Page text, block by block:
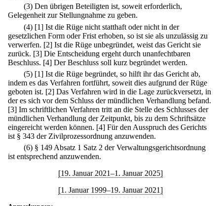
(3) Den übrigen Beteiligten ist, soweit erforderlich,
Gelegenheit zur Stellungnahme zu geben.
(4) [1] Ist die Rüge nicht statthaft oder nicht in der
gesetzlichen Form oder Frist erhoben, so ist sie als unzulässig zu
verwerfen. [2] Ist die Rüge unbegründet, weist das Gericht sie
zurück. [3] Die Entscheidung ergeht durch unanfechtbaren
Beschluss. [4] Der Beschluss soll kurz begründet werden.
(5) [1] Ist die Rüge begründet, so hilft ihr das Gericht ab,
indem es das Verfahren fortführt, soweit dies aufgrund der Rüge
geboten ist. [2] Das Verfahren wird in die Lage zurückversetzt, in
der es sich vor dem Schluss der mündlichen Verhandlung befand.
[3] Im schriftlichen Verfahren tritt an die Stelle des Schlusses der
mündlichen Verhandlung der Zeitpunkt, bis zu dem Schriftsätze
eingereicht werden können. [4] Für den Ausspruch des Gerichts
ist § 343 der Zivilprozessordnung anzuwenden.
(6) § 149 Absatz 1 Satz 2 der Verwaltungsgerichtsordnung
ist entsprechend anzuwenden.
[19. Januar 2021–1. Januar 2025]
[1. Januar 1999–19. Januar 2021]